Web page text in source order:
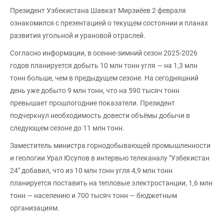
Президент Узбекистана Шавкат Мирзиёев 2 февраля
ознакомился с презентацией о текущем состоянии и планах
развития угольной и урановой отраслей.
Согласно информации, в осенне-зимний сезон 2025-2026
годов планируется добыть 10 млн тонн угля — на 1,3 млн
тонн больше, чем в предыдущем сезоне. На сегодняшний
день уже добыто 9 млн тонн, что на 590 тысяч тонн
превышает прошлогодние показатели. Президент
подчеркнул необходимость довести объёмы добычи в
следующем сезоне до 11 млн тонн.
Заместитель министра горнодобывающей промышленности
и геологии Урал Юсупов в интервью телеканалу "Узбекистан
24" добавил, что из 10 млн тонн угля 4,9 млн тонн
планируется поставить на тепловые электростанции, 1,6 млн
тонн — населению и 700 тысяч тонн — бюджетным
организациям.